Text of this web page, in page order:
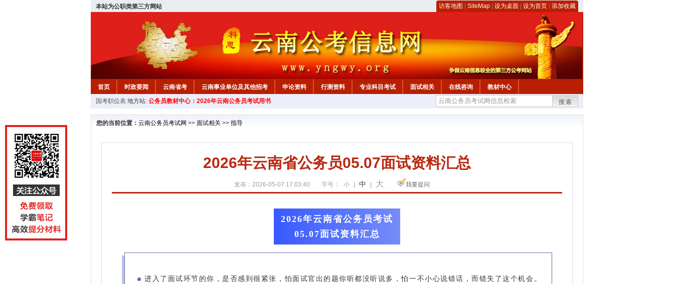
本站为公职类第三方网站 访客地图 SiteMap 设为桌面 设为首页 添加收藏
首页 时政要闻 云南省考 云南事业单位及其他招考 申论资料 行测资料 专业科目考试 面试相关 在线咨询
教材中心
国考职位表 地方站: 公务员教材中心：2026年云南公务员考试用书 搜索
您的当前位置： 云南公务员考试网 >> 面试相关 >> 指导
2026年云南省公务员05.07面试资料汇总
发布：2026-05-07 17:03:40 字号： 小 中 大 我要提问
2026年云南省公务员考试
05.07面试资料汇总
进入了面试环节的你，是否感到很紧张，怕面试官出的题你听都没听说多，怕一不小心说错话，而错失了这个机会。